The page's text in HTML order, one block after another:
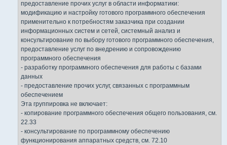
предоставление прочих услуг в области информатики:
модификацию и настройку готового программного обеспечения
применительно к потребностям заказчика при создании
информационных систем и сетей, системный анализ и
консультирование по выбору готового программного обеспечения,
предоставление услуг по внедрению и сопровождению
программного обеспечения
- разработку программного обеспечения для работы с базами
данных
- предоставление прочих услуг, связанных с программным
обеспечением
Эта группировка не включает:
- копирование программного обеспечения общего пользования, см.
22.33
- консультирование по программному обеспечению
функционирования аппаратных средств, см. 72.10